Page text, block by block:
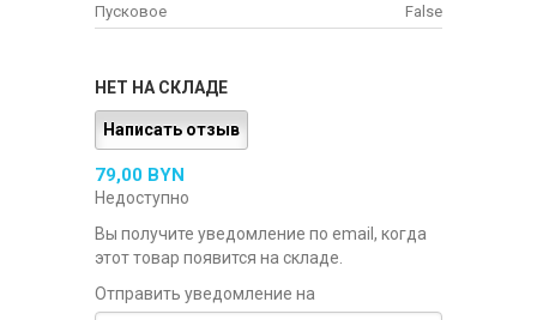
Пусковое
False
НЕТ НА СКЛАДЕ
Написать отзыв
79,00 BYN
Недоступно
Вы получите уведомление по email, когда
этот товар появится на складе.
Отправить уведомление на